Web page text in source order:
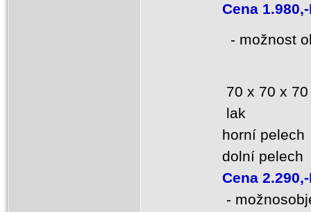
Cena
- možnost
70 x 70 x
lak
horní pelech
dolní pelech
Cena
-